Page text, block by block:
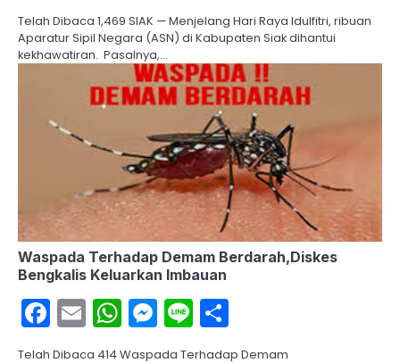
Telah Dibaca 1,469 SIAK — Menjelang Hari Raya Idulfitri, ribuan
Aparatur Sipil Negara (ASN) di Kabupaten Siak dihantui
kekhawatiran. Pasalnya,…
Waspada Terhadap Demam Berdarah,Diskes
Bengkalis Keluarkan Imbauan
Facebook
EmailWhatsApp
Messenger
Line
Telah Dibaca 414 Waspada Terhadap Demam